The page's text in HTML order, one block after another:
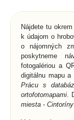
Nájdete tu
k údajom o
o nájomných
poskytneme
fotogalériou a
digitálnu mapu a
Prácu s
ortofotomapami .
miesta - Cintoríny